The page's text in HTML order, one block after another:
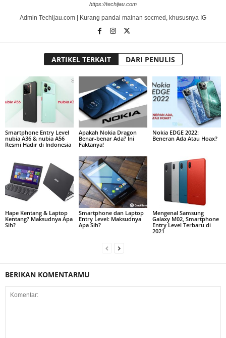
https://techijau.com
Admin Techijau.com | Kurang pandai mainan socmed, khususnya IG
ARTIKEL TERKAIT DARI PENULIS
Smartphone Entry Level
nubia A36 & nubia A56
Resmi Hadir di Indonesia
Apakah Nokia Dragon
Benar-benar Ada? Ini
Faktanya!
Nokia EDGE 2022:
Beneran Ada Atau Hoax?
Hape Kentang & Laptop
Kentang? Maksudnya Apa
Sih?
Smartphone dan Laptop
Entry Level: Maksudnya
Apa Sih?
Mengenal Samsung
Galaxy M02, Smartphone
Entry Level Terbaru di
2021
BERIKAN KOMENTARMU